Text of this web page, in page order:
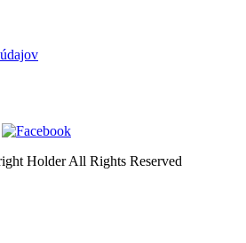
Holder All Rights Reserved